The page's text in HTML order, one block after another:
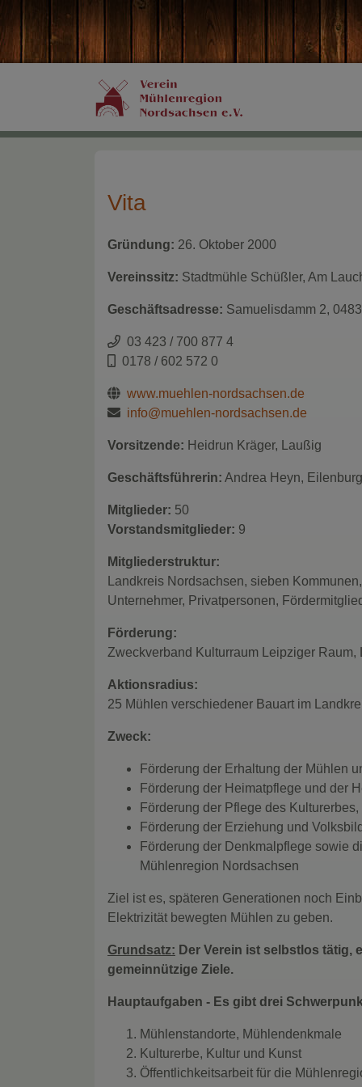
Vita
Gründung: 26. Oktober 2000
Vereinssitz: Stadtmühle Schüßler, Am
Geschäftsadresse: Samuelisdamm 2,
03 423 / 700 877 4
0178 / 602 572 0
www.muehlen-nordsachsen.de
info@muehlen-nordsachsen.de
Vorsitzende: Heidrun Kräger, Laußig
Geschäftsführerin: Andrea Heyn, Eilenburg
Mitglieder: 50
Vorstandsmitglieder: 9
Mitgliederstruktur:
Landkreis Nordsachsen, sieben
Unternehmer, Privatpersonen,
Förderung:
Zweckverband Kulturraum Leipziger
Aktionsradius:
25 Mühlen verschiedener Bauart im
Zweck:
Förderung der Erhaltung der Mühlen
Förderung der Heimatpflege und der
Förderung der Pflege des
Förderung der Erziehung und
Förderung der Denkmalpflege sowie
Mühlenregion Nordsachsen
Ziel ist es, späteren Generationen noch
Elektrizität bewegten Mühlen zu geben.
Grundsatz: Der Verein ist selbstlos
gemeinnützige Ziele.
Hauptaufgaben - Es gibt drei
Mühlenstandorte, Mühlendenkmale
Kulturerbe, Kultur und Kunst
Öffentlichkeitsarbeit für die